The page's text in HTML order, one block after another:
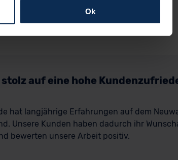
Informationen zu den bestehenden
Ok
stolz auf eine hohe
hat langjährige Erfahrungen auf dem
Unsere Kunden haben dadurch ihr
bewerten unsere Arbeit positiv.